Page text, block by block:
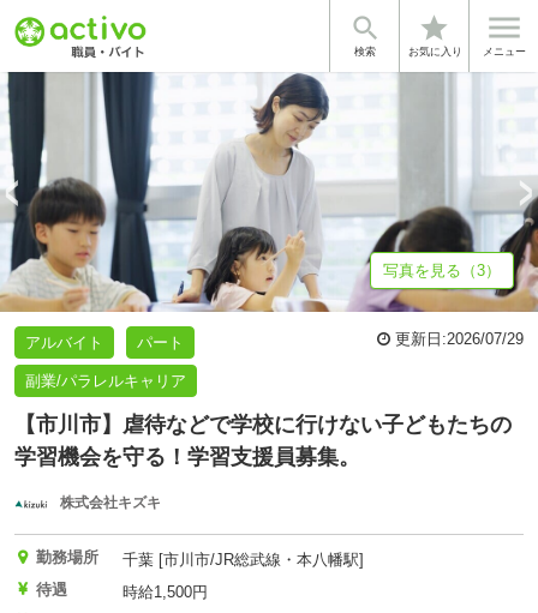

検索
star
お気に入り

メニュー
基本情報 募集詳細 企業情報
写真を見る（3）
アルバイト パート
副業/パラレルキャリア
更新日:2026/07/29
【市川市】虐待などで学校に行けない子どもたちの
学習機会を守る！学習支援員募集。
株式会社キズキ
勤務場所
千葉 [市川市/JR総武線・本八幡駅]
待遇
時給1,500円